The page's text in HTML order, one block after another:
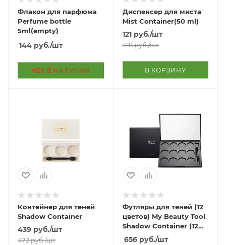
Флакон для парфюма
Perfume bottle
5ml(empty)
144 руб./шт
НЕТ В НАЛИЧИИ
Диспенсер для миста
Mist Container(50 ml)
121руб./шт
128руб./шт
В КОРЗИНУ
Контейнер для теней
Shadow Container
439 руб./шт
472руб./шт
Футляры для теней (12
цветов) My Beauty Tool
Shadow Container (12
colors)
656руб./шт